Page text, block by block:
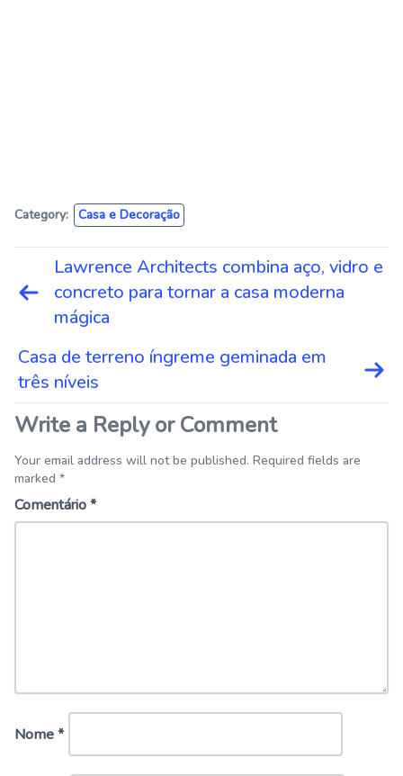
Category: Casa e Decoração
Navegação
Post
Lawrence Architects combina aço, vidro e
concreto para tornar a casa moderna
mágica
Casa de terreno íngreme geminada em
três níveis
Write a Reply or Comment
Your email address will not be published. Required fields are
marked *
Comentário*
Nome*